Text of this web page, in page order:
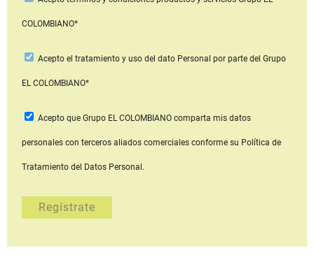
COLOMBIANO*
Acepto el tratamiento y uso del dato Personal por parte del Grupo
EL COLOMBIANO*
Acepto que Grupo EL COLOMBIANOcomparta mis datos
personales con terceros aliados comerciales conforme su Política de
Tratamiento del Datos Personal.